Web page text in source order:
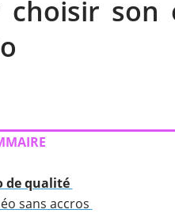
choisir son
de qualité
sans accros